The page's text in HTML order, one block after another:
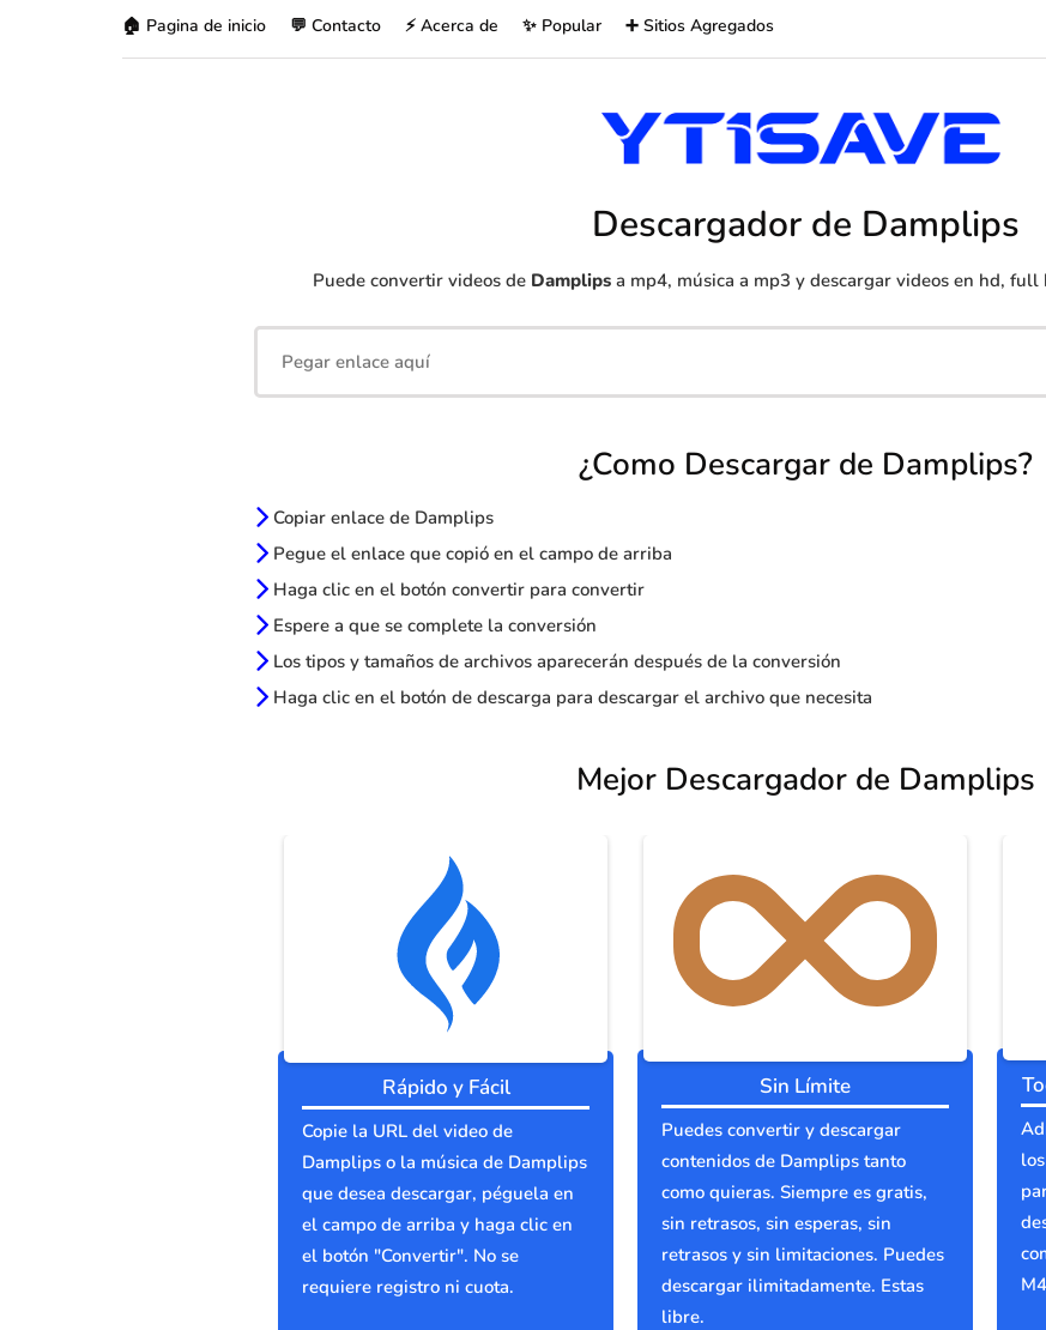
🏠 Pagina de inicio 💬 Contacto ⚡ Acerca de ✨ Popular ➕ Sitios Agregados
Descargador de Damplips
Puede convertir videos de Damplipsa mp4, música a mp3 y descargar videos en hd,
¿Como Descargar de Damplips?
Copiar enlace de Damplips
Pegue el enlace que copió en el campo de arriba
Haga clic en el botón convertir para convertir
Espere a que se complete la conversión
Los tipos y tamaños de archivos aparecerán después de la conversión
Haga clic en el botón de descarga para descargar el archivo que necesita
Mejor Descargador de Damplips
Rápido y Fácil
Copie la URL del video de
Damplips o la música de Damplips
que desea descargar, péguela en
el campo de arriba y haga clic en
el botón "Convertir". No se
requiere registro ni cuota.
Sin Límite
Puedes convertir y descargar
contenidos de Damplips tanto
como quieras. Siempre es gratis,
sin retrasos, sin esperas, sin
retrasos y sin limitaciones. Puedes
descargar ilimitadamente. Estas
libre.